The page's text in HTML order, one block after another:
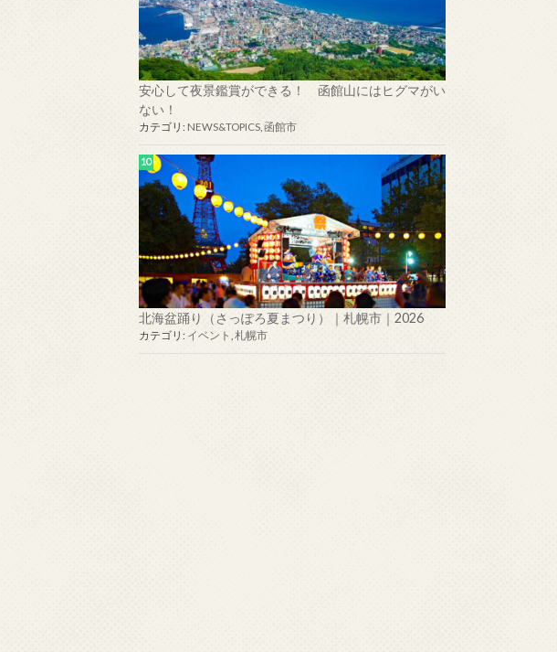
安心して夜景鑑賞ができる！ 函館山にはヒグマがい
ない！
カテゴリ: NEWS&TOPICS 函館市
北海盆踊り（さっぽろ夏まつり）｜札幌市｜2026
カテゴリ: イベント 札幌市